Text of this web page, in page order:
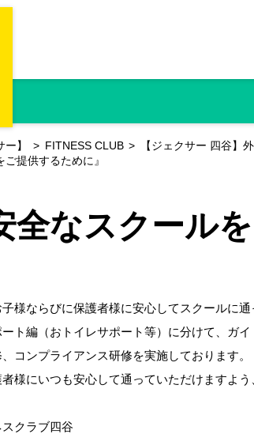
】 FITNESS CLUB 【ジェクサー 四谷】
ご提供するために』
全なスクール
子様ならびに保護者様に安心してスクールに
ート編（おトイレサポート等）に分けて、ガ
コンプライアンス研修を実施しております。
者様にいつも安心して通っていただけますよ
クラブ四谷